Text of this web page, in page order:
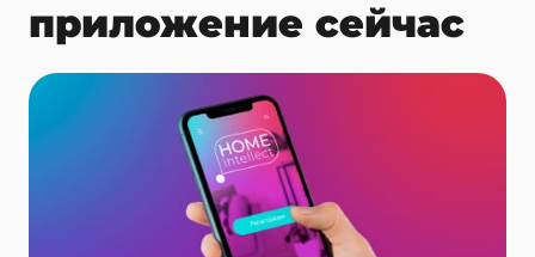
приложение сейчас